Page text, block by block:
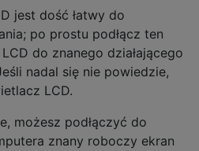
jest dość łatwy do
po prostu podłącz ten
do znanego działającego
nadal się nie powiedzie,
LCD.
możesz podłączyć do
znany roboczy ekran